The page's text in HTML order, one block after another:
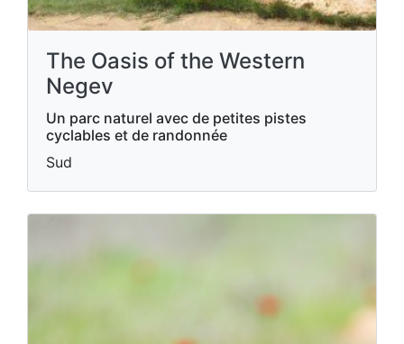
The Oasis of the Western
Negev
Un parc naturel avec de petites pistes
cyclables et de randonnée
Sud